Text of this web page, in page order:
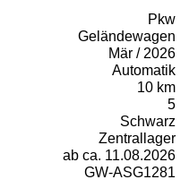
Pkw
Geländewagen
Mär / 2026
Automatik
10 km
5
Schwarz
Zentrallager
ab ca. 11.08.2026
GW-ASG1281